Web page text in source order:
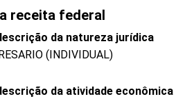
receita federal
da natureza jurídica
(INDIVIDUAL)
da atividade